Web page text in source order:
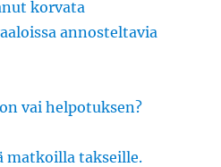
korvata
annosteltavia
vai helpotuksen?
matkoilla takseille.